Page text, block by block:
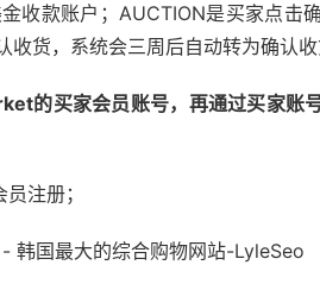
收款账户；AUCTION是买家点击
货，系统会三周后自动转为确认收
的买家会员账号，再通过买家账
注册；